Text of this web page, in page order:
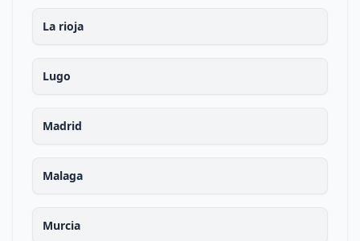
La rioja
Lugo
Madrid
Malaga
Murcia